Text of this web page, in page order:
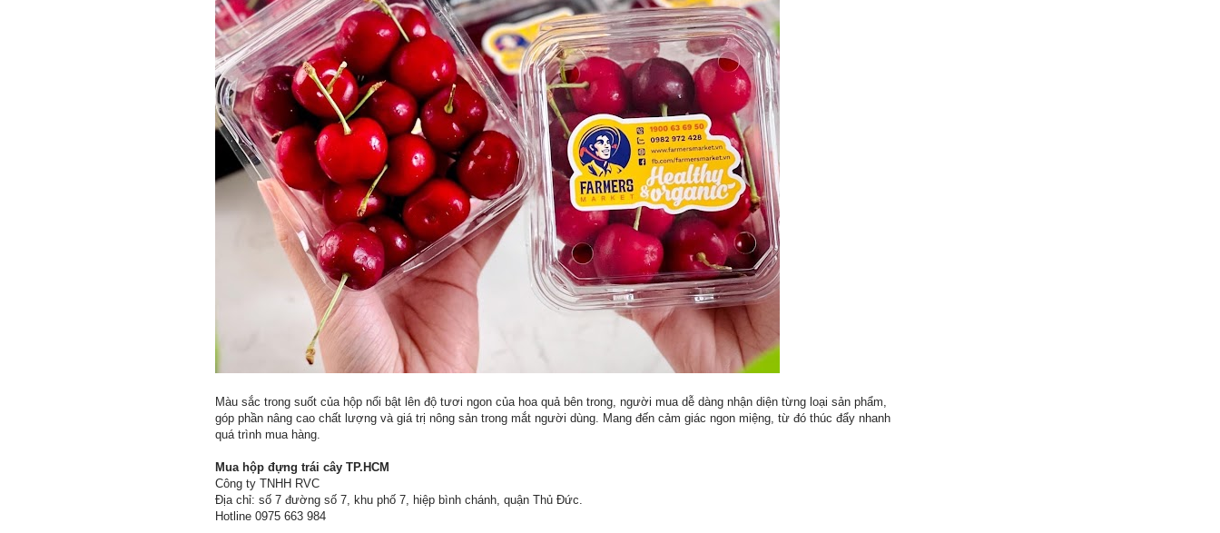
Màu sắc trong suốt của hộp nổi bật lên độ tươi ngon của hoa quả bên trong, người mua dễ dàng nhận diện từng loại sản phẩm,
góp phần nâng cao chất lượng và giá trị nông sản trong mắt người dùng. Mang đến cảm giác ngon miệng, từ đó thúc đẩy nhanh
quá trình mua hàng.
Mua hộp đựng trái cây TP.HCM
Công ty TNHH RVC
Địa chỉ: số 7 đường số 7, khu phố 7, hiệp bình chánh, quận Thủ Đức.
Hotline 0975 663 984